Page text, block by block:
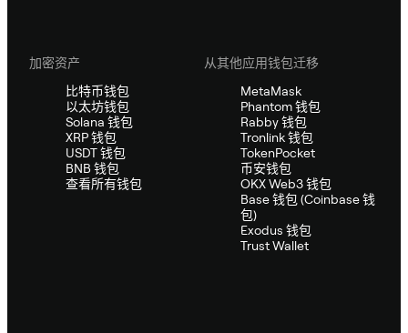
加密资产
比特币钱包
以太坊钱包
Solana 钱包
XRP 钱包
USDT 钱包
BNB 钱包
查看所有钱包
从其他应用钱包迁移
MetaMask
Phantom 钱包
Rabby 钱包
Tronlink 钱包
TokenPocket
币安钱包
OKX Web3 钱包
Base 钱包 (Coinbase 钱
包)
Exodus 钱包
Trust Wallet